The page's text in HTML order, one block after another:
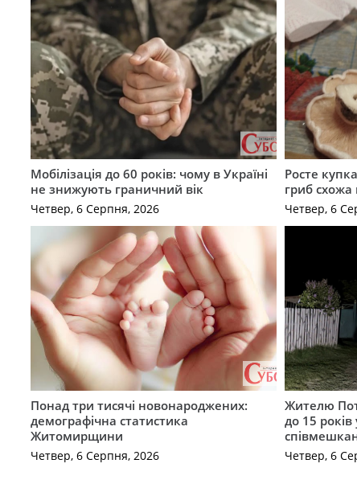
Мобілізація до 60 років: чому в Україні
не знижують граничний вік
Четвер, 6 Серпня, 2026
Росте
гриб схожа
Четвер, 6
Понад три тисячі новонароджених:
демографічна статистика
Житомирщини
Четвер, 6 Серпня, 2026
Жителю
до 15
Четвер, 6